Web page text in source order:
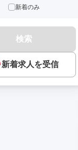
新着のみ
検索
新着求人を受信